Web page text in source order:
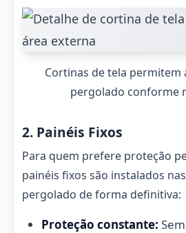
Cortinas de tela permitem
pergolado conforme
2. Painéis Fixos
Para quem prefere proteção
painéis fixos são instalados
pergolado de forma definitiva:
Proteção constante: